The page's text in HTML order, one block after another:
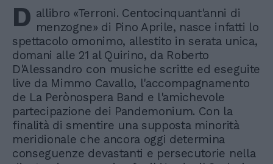
D allibro «Terroni. Centocinquant'anni di
menzogne» di Pino Aprile, nasce infatti lo
spettacolo omonimo, allestito in serata unica,
domani alle 21 al Quirino, da Roberto
D'Alessandro con musiche scritte ed eseguite
live da Mimmo Cavallo, l'accompagnamento
de La Perònospera Band e l'amichevole
partecipazione dei Pandemonium. Con la
finalità di smentire una supposta minorità
meridionale che ancora oggi determina
conseguenze devastanti e persecutorie nella